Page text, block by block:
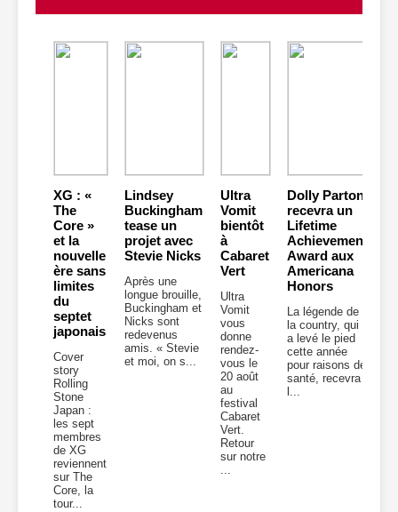
XG : «
The
Core »
et la
nouvelle
ère sans
limites
du
septet
japonais
Cover
story
Rolling
Stone
Japan :
les sept
membres
de XG
reviennent
sur The
Core, la
tour...
Lindsey
Buckingham
tease un
projet avec
Stevie Nicks
Après une
longue brouille,
Buckingham et
Nicks sont
redevenus
amis. « Stevie
et moi, on s...
Ultra
Vomit
bientôt
à
Cabaret
Vert
Ultra
Vomit
vous
donne
rendez-
vous le
20 août
au
festival
Cabaret
Vert.
Retour
sur notre
...
Dolly Parton
recevra un
Lifetime
Achievement
Award aux
Americana
Honors
La légende de
la country, qui
a levé le pied
cette année
pour raisons de
santé, recevra
l...